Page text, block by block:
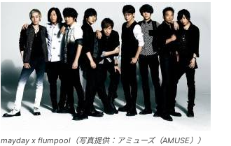
mayday x flumpool（写真提供：アミューズ（AMUSE））